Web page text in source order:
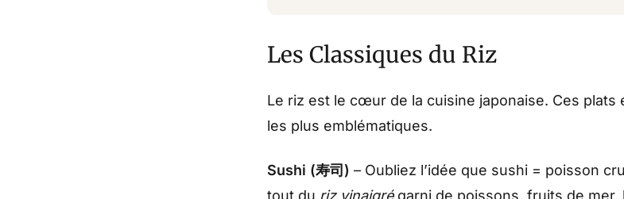
Les Classiques du Riz
Le riz est le cœur de la cuisine japonaise. Ces plats
les plus emblématiques.
Sushi (寿司) – Oubliez l’idée que sushi = poisson
tout du riz vinaigrégarni de poissons, fruits de